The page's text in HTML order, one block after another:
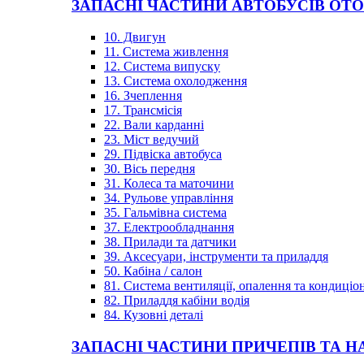
ЗАПАСНІ ЧАСТИНИ АВТОБУСІВ
10. Двигун
11. Система живлення
12. Система випуску
13. Система охолодження
16. Зчеплення
17. Трансмісія
22. Вали карданні
23. Міст ведучий
29. Підвіска автобуса
30. Вісь передня
31. Колеса та маточини
34. Рульове управління
35. Гальмівна система
37. Електрообладнання
38. Прилади та датчики
39. Аксесуари, інструменти та приладдя
50. Кабіна / салон
81. Система вентиляції, опалення та
82. Приладдя кабіни водія
84. Кузовні деталі
ЗАПАСНІ ЧАСТИНИ ПРИЧЕПІВ ТА